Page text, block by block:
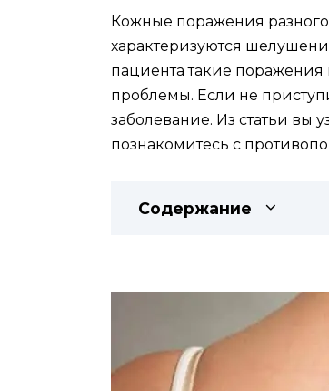
Кожные поражения
характеризуются
пациента такие
проблемы. Если не
заболевание. Из статьи вы
познакомитесь с
Содержание